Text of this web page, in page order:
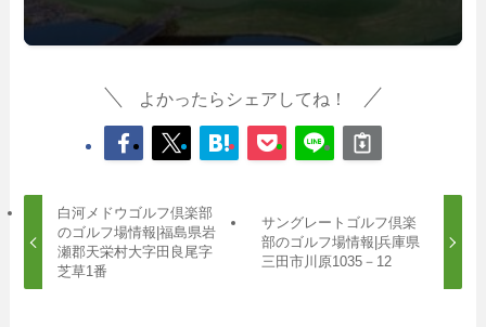
よかったらシェアしてね！
白河メドウゴルフ倶楽部
のゴルフ場情報|福島県岩
瀬郡天栄村大字田良尾字
芝草1番
サングレートゴルフ倶楽
部のゴルフ場情報|兵庫県
三田市川原1035－12